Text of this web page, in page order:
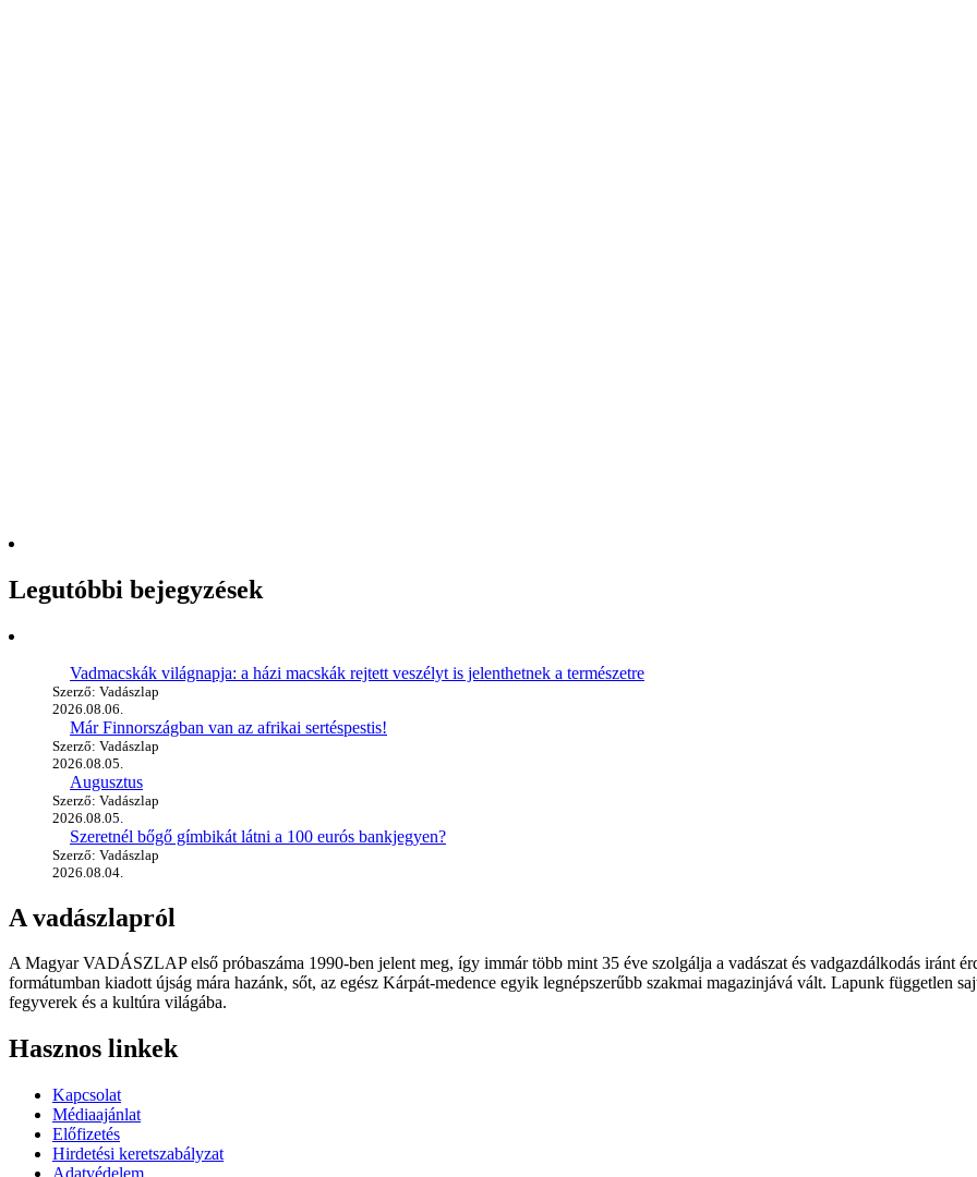
Legutóbbi bejegyzések
Vadmacskák világnapja: a házi macskák rejtett veszélyt is jelenthetnek a természetre
Szerző: Vadászlap
2026.08.06.
Már Finnországban van az afrikai sertéspestis!
Szerző: Vadászlap
2026.08.05.
Augusztus
Szerző: Vadászlap
2026.08.05.
Szeretnél bőgő gímbikát látni a 100 eurós bankjegyen?
Szerző: Vadászlap
2026.08.04.
A vadászlapról
A Magyar VADÁSZLAP első próbaszáma 1990-ben jelent meg, így immár több mint 35 éve szolgálja a vadászat és vadgazdálkodás iránt
formátumban kiadott újság mára hazánk, sőt, az egész Kárpát-medence egyik legnépszerűbb szakmai magazinjává vált. Lapunk független
fegyverek és a kultúra világába.
Hasznos linkek
Kapcsolat
Médiaajánlat
Előfizetés
Hirdetési keretszabályzat